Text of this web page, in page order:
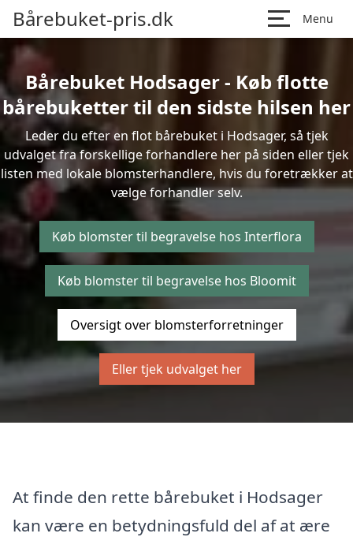
Bårebuket-pris.dk Menu
Bårebuket Hodsager - Køb flotte
bårebuketter til den sidste hilsen her
Leder du efter en flot bårebuket i Hodsager, så tjek
udvalget fra forskellige forhandlere her på siden eller tjek
listen med lokale blomsterhandlere, hvis du foretrækker at
vælge forhandler selv.
Køb blomster til begravelse hos Interflora
Køb blomster til begravelse hos Bloomit
Oversigt over blomsterforretninger
Eller tjek udvalget her
At finde den rette bårebuket i Hodsager
kan være en betydningsfuld del af at ære